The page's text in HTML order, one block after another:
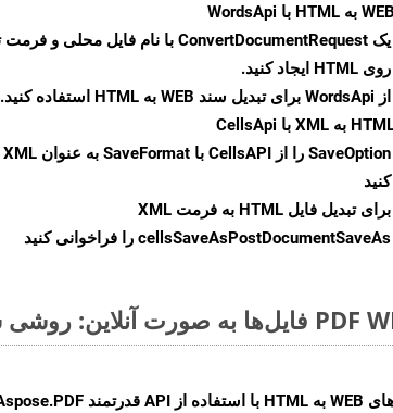
یک ConvertDocumentRequest با نام فایل محلی و
روی HTML ایجاد کنید.
از WordsApi برای تبدیل سند WEB به HTML استفاده کنید.
SaveOption
کنید
برای تبدیل فایل HTML به فرمت
XML
cellsSaveAsPostDocumentSaveAs را فراخوانی کنید